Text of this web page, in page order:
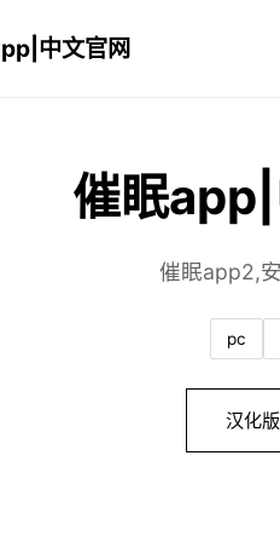
中文官网
催眠
催眠app2,
pc
汉化